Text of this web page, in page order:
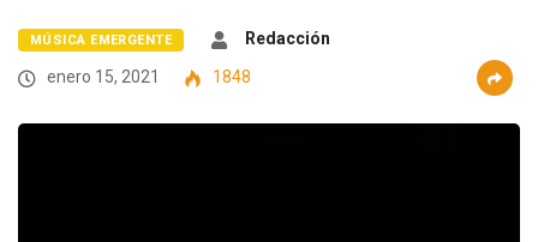
MÚSICA EMERGENTE
Redacción
enero 15, 2021
1848